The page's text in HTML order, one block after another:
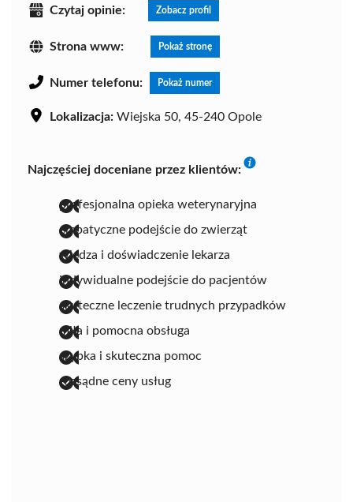
Czytaj opinie: Zobacz profil
Strona www: Pokaż stronę
Numer telefonu: Pokaż numer
Lokalizacja: Wiejska 50, 45-240 Opole
Najczęściej doceniane przez klientów:
profesjonalna opieka weterynaryjna
empatyczne podejście do zwierząt
wiedza i doświadczenie lekarza
indywidualne podejście do pacjentów
skuteczne leczenie trudnych przypadków
miła i pomocna obsługa
szybka i skuteczna pomoc
rozsądne ceny usług